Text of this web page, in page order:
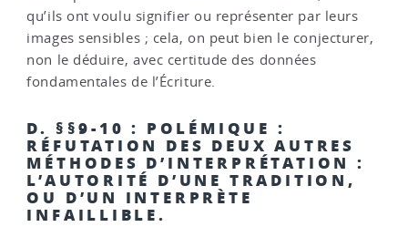
qu’ils ont voulu signifier ou représenter par leurs
images sensibles ; cela, on peut bien le conjecturer,
non le déduire, avec certitude des données
fondamentales de l’Écriture.
D. §§9-10 : POLÉMIQUE :
RÉFUTATION DES DEUX AUTRES
MÉTHODES D’INTERPRÉTATION :
L’AUTORITÉ D’UNE TRADITION,
OU D’UN INTERPRÈTE
INFAILLIBLE.